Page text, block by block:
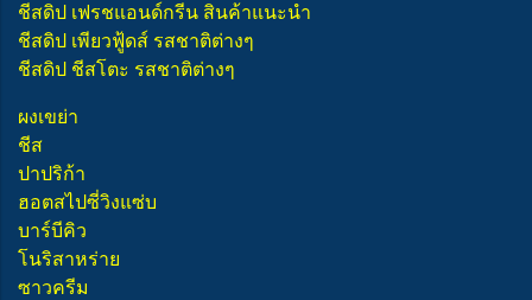
ชีสดิป เฟรชแอนด์กรีน สินค้าแนะนำ
ชีสดิป เพียวฟู้ดส์ รสชาติต่างๆ
ชีสดิป ชีสโตะ รสชาติต่างๆ
ผงเขย่า
ชีส
ปาปริก้า
ฮอตสไปซี่วิงแซ่บ
บาร์บีคิว
โนริสาหร่าย
ซาวครีม